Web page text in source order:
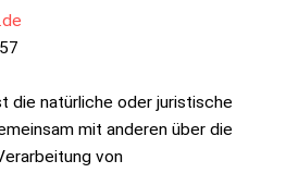
die natürliche oder juristische
mit anderen über die
von